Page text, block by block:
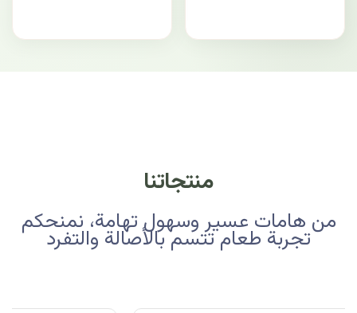
منتجاتنا
من هامات عسير وسهول تهامة، نمنحكم
تجربة طعام تتسم بالأصالة والتفرد